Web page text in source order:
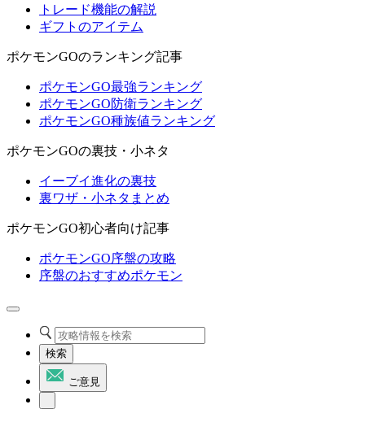
トレード機能の解説
ギフトのアイテム
ポケモンGOのランキング記事
ポケモンGO最強ランキング
ポケモンGO防衛ランキング
ポケモンGO種族値ランキング
ポケモンGOの裏技・小ネタ
イーブイ進化の裏技
裏ワザ・小ネタまとめ
ポケモンGO初心者向け記事
ポケモンGO序盤の攻略
序盤のおすすめポケモン
検索
ご意見